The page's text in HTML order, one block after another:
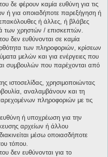
δε φέρουν καμία ευθύνη για τις
ή για οποιαδήποτε παρεξήγηση ή
ή άλλες, ή βλάβες
των χρηστών / επισκεπτών.
δεν ευθύνονται σε καμία
των πληροφοριών, κρίσεων
μελών και για ενέργειες που
συμβουλών που παρέχονται από
ιστοσελίδας, χρησιμοποιώντας
αναλαμβάνουν και τη
πληροφοριών με τις
ή υποχρέωση για την
αρχείων ή άλλου
μέσω οποιασδήποτε
τόπου.
δεν ευθύνονται για το